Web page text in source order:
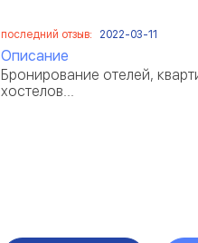
последний отзыв: 2022-03-11
Описание
Бронирование отелей,
хостелов...